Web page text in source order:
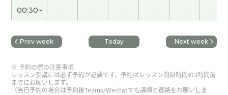
谢谢，日本最有名的神社可能叫伊势神宫。 下次见(
40代 男性 )
谢谢您的支持和帮助！在日本，梅雨的季节是从六
00:30~ - - - - - -
Prev week Today Next week
予約の際の注意事項
レッスン受講には必ず予約が必要です。予約はレッスン開始時間の3時間前
までにお願いします。
（当日予約の場合は予約後Teams/Wechatでも講師と連絡をお願いしま